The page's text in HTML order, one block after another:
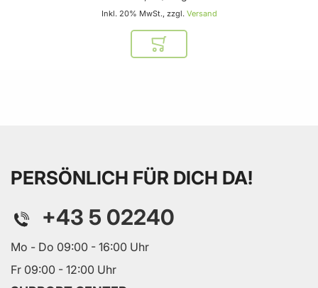
Inkl. 20% MwSt., zzgl. Versand
In den Warenkorb
PERSÖNLICH FÜR DICH DA!
+43 5 02240
Mo - Do 09:00 - 16:00 Uhr
Fr 09:00 - 12:00 Uhr